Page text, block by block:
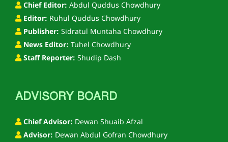
Chief Editor: Abdul Quddus Chowdhury
Editor: Ruhul Quddus Chowdhury
Publisher: Sidratul Muntaha Chowdhury
News Editor: Tuhel Chowdhury
Staff Reporter: Shudip Dash
ADVISORY BOARD
Chief Advisor: Dewan Shuaib Afzal
Advisor: Dewan Abdul Gofran Chowdhury